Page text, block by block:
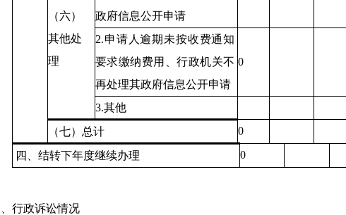
（六）
其他处
理
政府信息公开申请
2.申请人逾期未按收费通知
要求缴纳费用、行政机关不
再处理其政府信息公开申请
0
3.其他
（七）总计
0
四、结转下年度继续办理 0
行政诉讼情况